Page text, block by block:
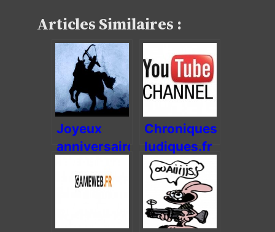
Articles Similaires :
Joyeux
anniversaire
ludiques.fr
Chroniques-
ludiques.fr
sur
Youtube !